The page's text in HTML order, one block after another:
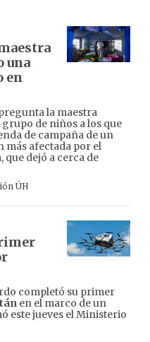
una
en
la maestra
de niños a los que
de campaña de un
más afectada por el
que dejó a cerca de
ÚH
completó su primer
en el marco de un
este jueves el Ministerio